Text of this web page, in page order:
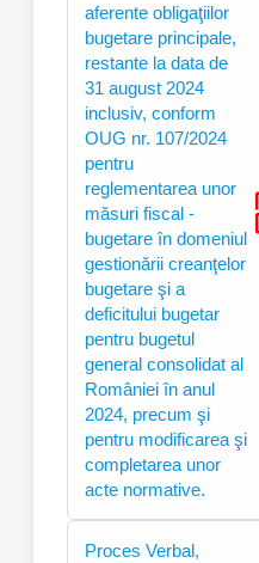
aferente obligaţiilor
bugetare principale,
restante la data de
31 august 2024
inclusiv, conform
OUG nr. 107/2024
pentru
reglementarea unor
măsuri fiscal -
bugetare în domeniul
gestionării creanţelor
bugetare şi a
deficitului bugetar
pentru bugetul
general consolidat al
României în anul
2024, precum şi
pentru modificarea şi
completarea unor
acte normative.
Proces Verbal,